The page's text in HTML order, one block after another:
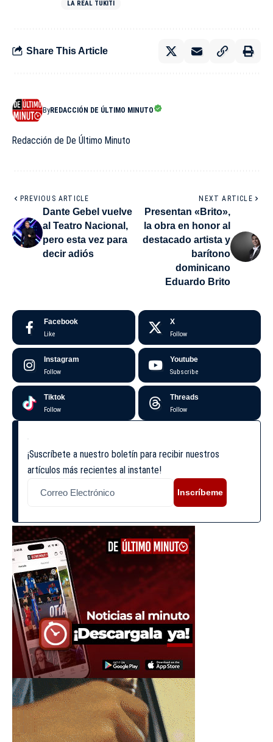
LA REAL TUKITI
Share This Article
ByREDACCIÓN DE ÚLTIMO MINUTO
Redacción de De Último Minuto
PREVIOUS ARTICLE
Dante Gebel vuelve
al Teatro Nacional,
pero esta vez para
decir adiós
NEXT ARTICLE
Presentan «Brito»,
la obra en honor al
destacado artista y
barítono
dominicano
Eduardo Brito
Facebook
Like
X
Follow
Instagram
Follow
Youtube
Subscribe
Tiktok
Follow
Threads
Follow
¡Suscríbete a nuestro boletín para recibir nuestros
artículos más recientes al instante!
Inscríbeme